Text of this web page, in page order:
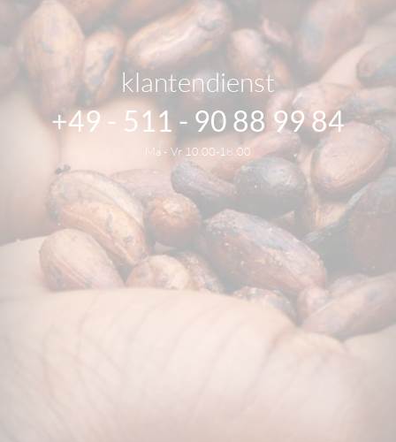
klantendienst
+49 - 511 - 90 88 99 84
Ma - Vr 10.00-18.00